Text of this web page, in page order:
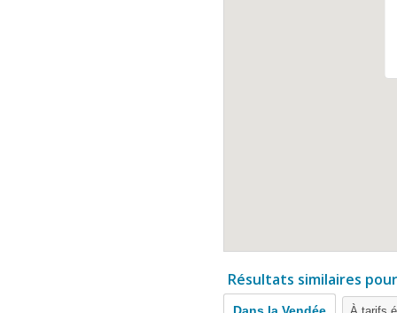
Résultats similaires